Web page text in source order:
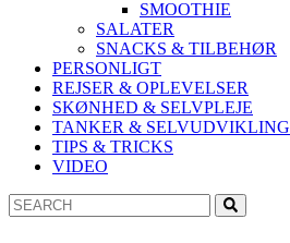
SMOOTHIE
SALATER
SNACKS & TILBEHØR
PERSONLIGT
REJSER & OPLEVELSER
SKØNHED & SELVPLEJE
TANKER & SELVUDVIKLING
TIPS & TRICKS
VIDEO
Search
for: